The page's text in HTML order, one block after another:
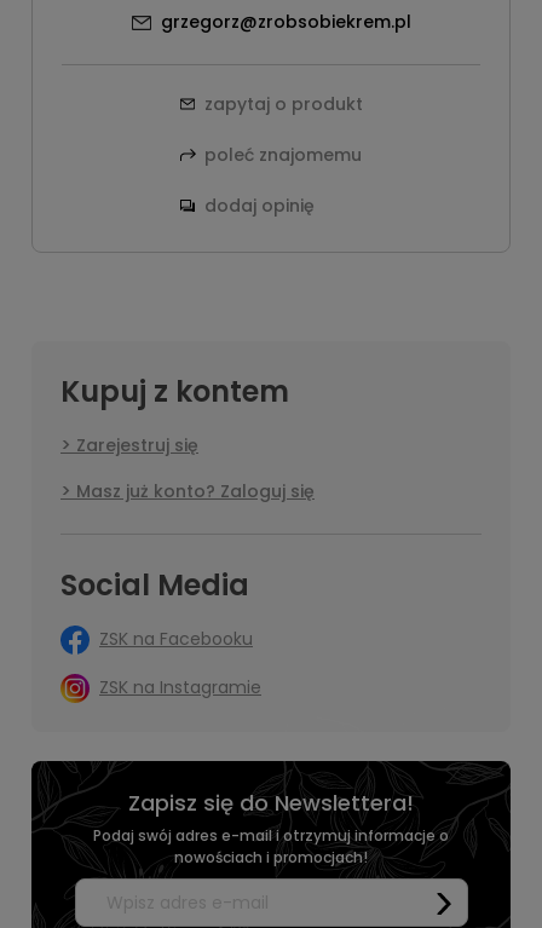
grzegorz@zrobsobiekrem.pl
zapytaj o produkt
poleć znajomemu
dodaj opinię
Kupuj z kontem
Zarejestruj się
Masz już konto? Zaloguj się
Social Media
ZSK na Facebooku
ZSK na Instagramie
Zapisz się do Newslettera!
Podaj swój adres e-mail i otrzymuj informacje o
nowościach i promocjach!